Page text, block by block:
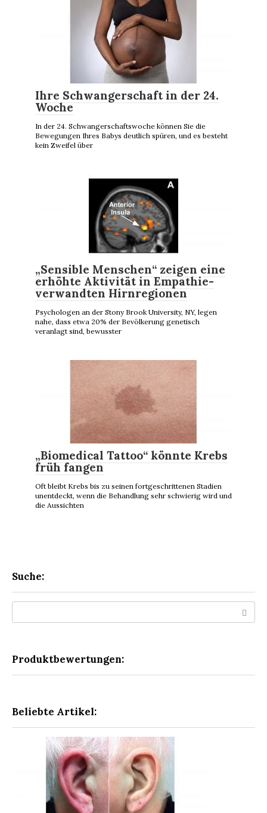
Ihre Schwangerschaft in der 24.
Woche
In der 24. Schwangerschaftswoche können Sie die
Bewegungen Ihres Babys deutlich spüren, und es besteht
kein Zweifel über
„Sensible Menschen“ zeigen eine
erhöhte Aktivität in Empathie-
verwandten Hirnregionen
Psychologen an der Stony Brook University, NY, legen
nahe, dass etwa 20% der Bevölkerung genetisch
veranlagt sind, bewusster
„Biomedical Tattoo“ könnte Krebs
früh fangen
Oft bleibt Krebs bis zu seinen fortgeschrittenen Stadien
unentdeckt, wenn die Behandlung sehr schwierig wird und
die Aussichten
Suche:
Produktbewertungen:
Beliebte Artikel: